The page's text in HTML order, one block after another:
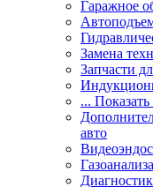
Гаражное
Замена
Запчасти
... Показать
авто